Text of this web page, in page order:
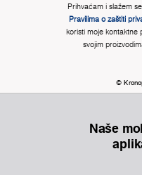
Prihvaćam i slažem
Pravilima o zaštiti
koristi moje kontaktne
svojim
©
Naše